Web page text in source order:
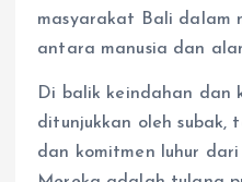
masyarakat Bali dalam
antara manusia dan
Di balik keindahan dan
ditunjukkan oleh subak,
dan komitmen luhur